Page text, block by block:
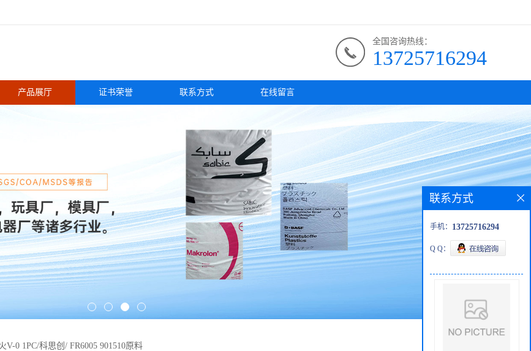
全国咨询热线：
13725716294
产品展厅 证书荣誉 联系方式 在线留言
V-0 1PC/科思创/ FR6005 901510原料
联系方式
手机： 13725716294
Q Q：